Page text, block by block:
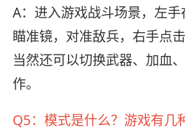
A：进入游戏战斗场景，左
瞄准镜，对准敌兵，右手点
当然还可以切换武器、加血
作。
Q5：模式是什么？游戏有几